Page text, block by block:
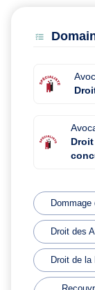
Droit des
Droit de la